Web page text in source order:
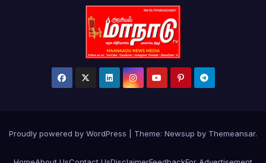
Proudly powered by WordPress Theme: Newsup by Themeansar.